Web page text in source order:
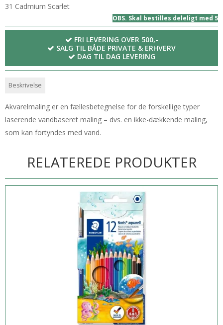
31 Cadmium Scarlet
OBS. Skal bestilles deleligt med 5
FRI LEVERING OVER 500,-
SALG TIL BÅDE PRIVATE & ERHVERV
DAG TIL DAG LEVERING
Beskrivelse
Akvarelmaling er en fællesbetegnelse for de forskellige typer
laserende vandbaseret maling – dvs. en ikke-dækkende maling,
som kan fortyndes med vand.
RELATEREDE PRODUKTER